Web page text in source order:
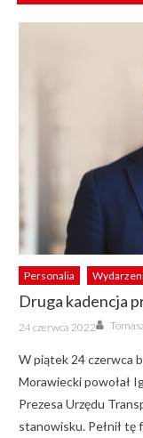
Personalia
Druga kadencja
Posted
on
24 czerwca 2022 Author
W piątek 24 czerwca
Morawiecki powołał
Prezesa Urzędu
stanowisku. Pełnił tę